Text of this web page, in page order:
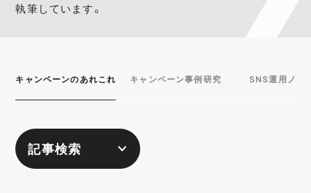
執筆しています。
キャンペーンのあれこれ キャンペーン事例研究 SNS運用ノウ
記事検索